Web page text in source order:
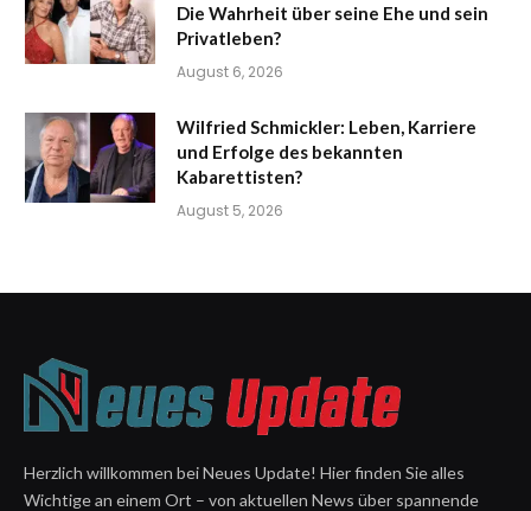
Die Wahrheit über seine Ehe und sein
Privatleben?
August 6, 2026
Wilfried Schmickler: Leben, Karriere
und Erfolge des bekannten
Kabarettisten?
August 5, 2026
Herzlich willkommen bei Neues Update! Hier finden Sie alles
Wichtige an einem Ort – von aktuellen News über spannende